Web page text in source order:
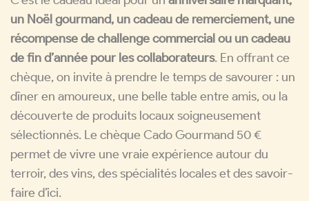
un Noël gourmand, un cadeau de remerciement, une
récompense de challenge commercial ou un cadeau
de fin d’année pour les collaborateurs. En offrant ce
chèque, on invite à prendre le temps de savourer : un
dîner en amoureux, une belle table entre amis, ou la
découverte de produits locaux soigneusement
sélectionnés. Le chèque Cado Gourmand 50 €
permet de vivre une vraie expérience autour du
terroir, des vins, des spécialités locales et des savoir-
faire d’ici.